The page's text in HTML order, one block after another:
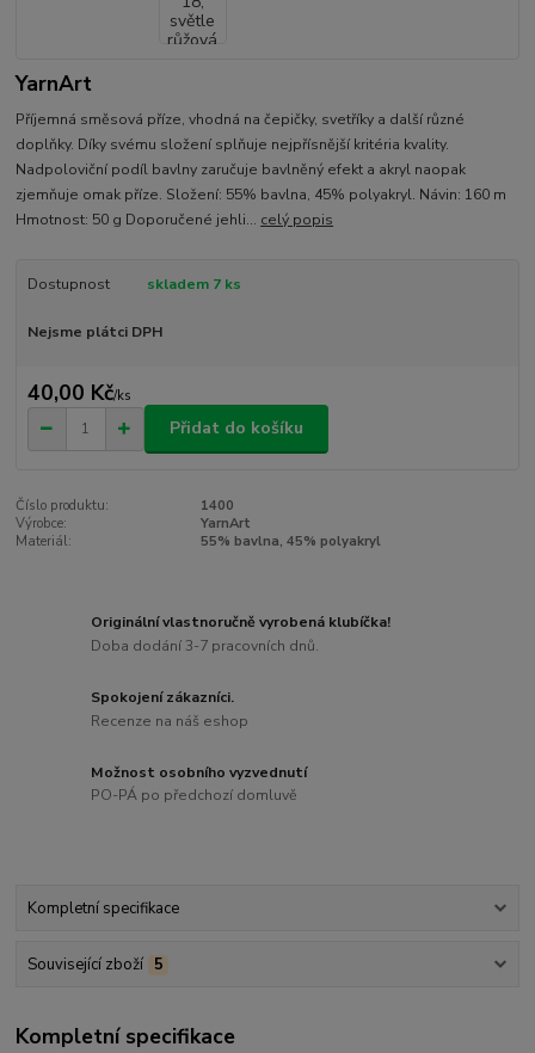
YarnArt
Příjemná směsová příze, vhodná na čepičky, svetříky a další různé
doplňky. Díky svému složení splňuje nejpřísnější kritéria kvality.
Nadpoloviční podíl bavlny zaručuje bavlněný efekt a akryl naopak
zjemňuje omak příze. Složení: 55% bavlna, 45% polyakryl. Návin: 160 m
Hmotnost: 50 g Doporučené jehli... celý popis
Dostupnost skladem 7 ks
Nejsme plátci DPH
40,00 Kč/ks
Přidat do košíku
Číslo produktu:
1400
Výrobce:
YarnArt
Materiál:
55% bavlna, 45% polyakryl
Originální vlastnoručně vyrobená klubíčka!
Doba dodání 3-7 pracovních dnů.
Spokojení zákazníci.
Recenze na náš eshop
Možnost osobního vyzvednutí
PO-PÁ po předchozí domluvě
Kompletní specifikace
Související zboží 5
Kompletní specifikace